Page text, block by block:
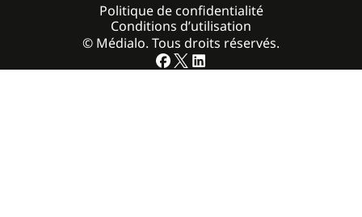
© Médialo. Tous droits réservés.
Politique de confidentialité
Conditions d’utilisation